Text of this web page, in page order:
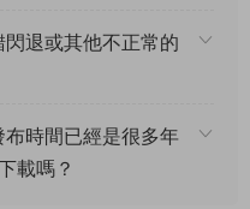
退或其他不正常的
時間已經是很多年
載嗎？